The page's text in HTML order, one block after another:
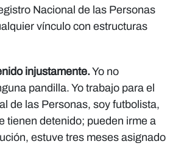
Nacional de las Personas
vínculo con estructuras
injustamente.Yo no
pandilla. Yo trabajo para el
de las Personas, soy futbolista,
tienen detenido; pueden irme a
estuve tres meses asignado